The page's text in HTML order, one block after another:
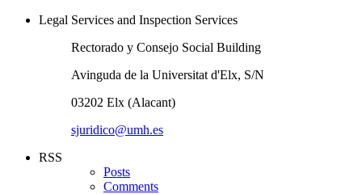
Legal Services and Inspection Services
Rectorado y Consejo Social Building
Avinguda de la Universitat d'Elx, S/N
03202 Elx (Alacant)
sjuridico@umh.es
RSS
Posts
Comments